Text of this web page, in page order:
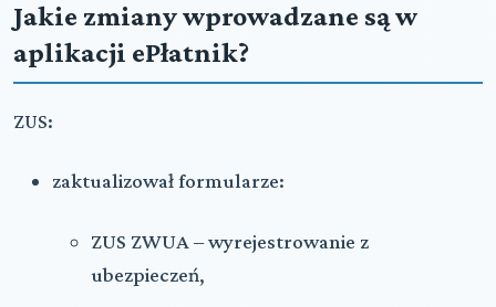
Jakie zmiany wprowadzane są w
aplikacji ePłatnik?
ZUS:
zaktualizował formularze:
ZUS ZWUA – wyrejestrowanie z
ubezpieczeń,